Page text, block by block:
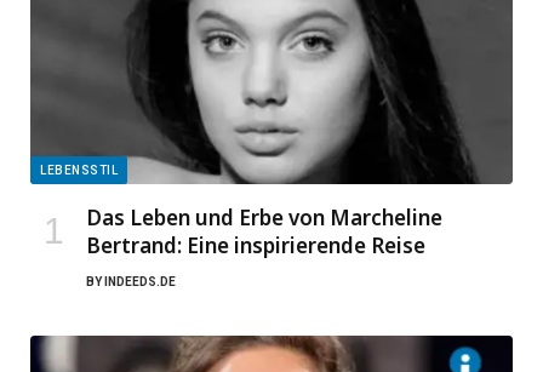
LEBENSSTIL
Das Leben und Erbe von Marcheline
Bertrand: Eine inspirierende Reise
BY INDEEDS.DE